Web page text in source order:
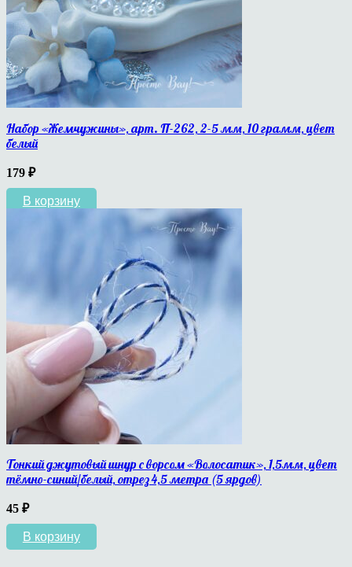
Набор «Жемчужины», арт. П-262, 2-5 мм, 10 грамм, цвет
белый
179 ₽
В корзину
Тонкий джутовый шнур с ворсом «Волосатик», 1,5мм, цвет
тёмно-синий/белый, отрез 4,5 метра (5 ярдов)
45 ₽
В корзину